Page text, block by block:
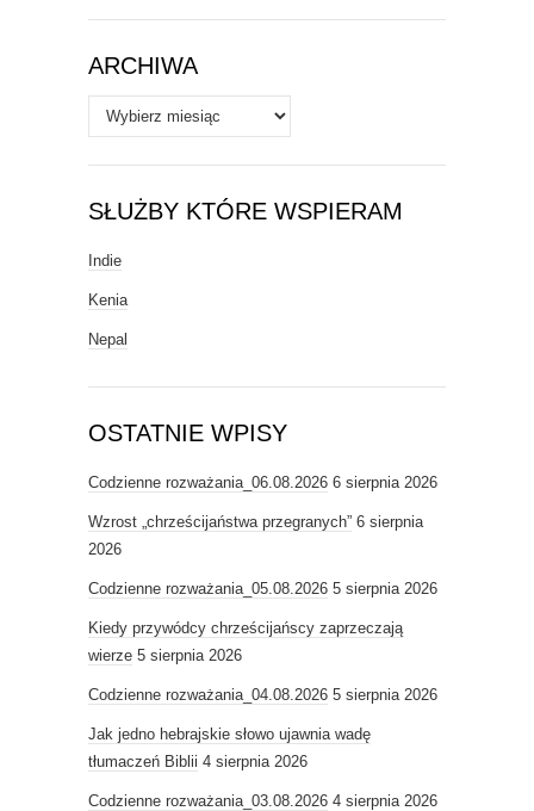
Tematy
ARCHIWA
Archiwa
SŁUŻBY KTÓRE WSPIERAM
Indie
Kenia
Nepal
OSTATNIE WPISY
Codzienne rozważania_06.08.2026 6 sierpnia 2026
Wzrost „chrześcijaństwa przegranych” 6 sierpnia
2026
Codzienne rozważania_05.08.2026 5 sierpnia 2026
Kiedy przywódcy chrześcijańscy zaprzeczają
wierze 5 sierpnia 2026
Codzienne rozważania_04.08.2026 5 sierpnia 2026
Jak jedno hebrajskie słowo ujawnia wadę
tłumaczeń Biblii 4 sierpnia 2026
Codzienne rozważania_03.08.2026 4 sierpnia 2026